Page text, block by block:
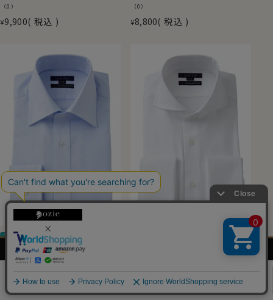
メンズ
シャツ
シャツの
基礎知識
（0）
¥9,900 税込
（0）
¥8,800 税込
送料無料 ナチュラルフィット
【メンズ・ドレスシャツ・ワイシャツ】
ナチュラルフィット・プレミアムコッ
ド・イージーケア・ワイドカラー・ポ
ケット無し
【メンズ・ドレスシャツ・ワイシャツ】
糸・オックスフォード・イージーケ
ア・ホリゾンタルカラー・カッタウェ